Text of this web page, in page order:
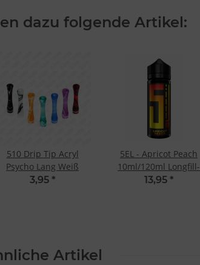
dazu folgende Artikel:
510 Drip Tip Acryl
Psycho Lang Weiß
3,95 *
5EL - Apricot Peach
10ml/120ml Longfill-
Aroma
13,95 *
Artikel